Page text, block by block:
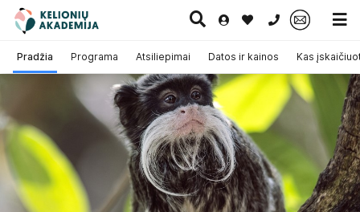
0 700 11007
Paskutinė
minutė
Pažintinės
kelionės
Egzotinės
kelionės
Kruizai
Pradžia Programa Atsiliepimai Datos ir kainos Kas